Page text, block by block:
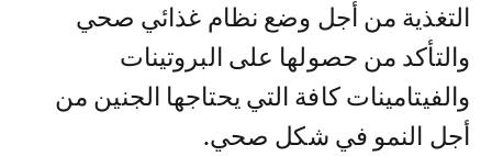
التغذية من أجل وضع نظام غذائي صحي
والتأكد من حصولها على البروتينات
والفيتامينات كافة التي يحتاجها الجنين من
أجل النمو في شكل صحي.